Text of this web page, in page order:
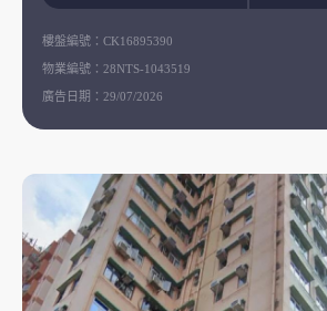
樓盤編號： CK16895390
物業編號： 28NTS-1043519
廣告日期： 29/07/2026